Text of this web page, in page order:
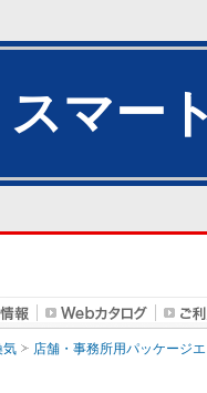
スマー
気 店舗・事務所用パッケージ